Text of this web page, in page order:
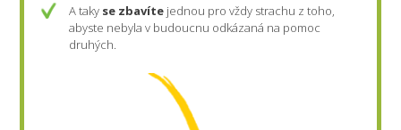
A taky se zbavíte jednou pro vždy strachu z toho,
abyste nebyla v budoucnu odkázaná na pomoc
druhých.